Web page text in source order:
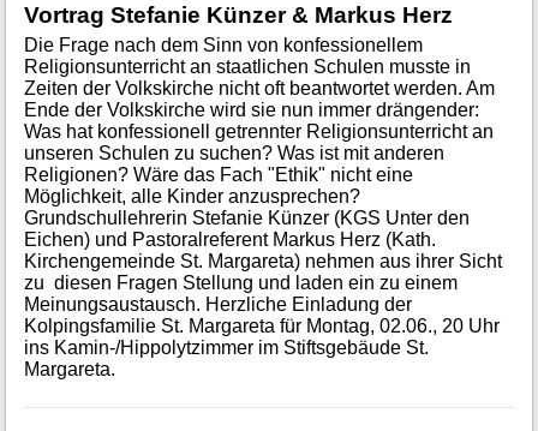
Vortrag Stefanie Künzer & Markus Herz
Die Frage nach dem Sinn von konfessionellem
Religionsunterricht an staatlichen Schulen musste in
Zeiten der Volkskirche nicht oft beantwortet werden. Am
Ende der Volkskirche wird sie nun immer drängender:
Was hat konfessionell getrennter Religionsunterricht an
unseren Schulen zu suchen? Was ist mit anderen
Religionen? Wäre das Fach "Ethik" nicht eine
Möglichkeit, alle Kinder anzusprechen?
Grundschullehrerin Stefanie Künzer (KGS Unter den
Eichen) und Pastoralreferent Markus Herz (Kath.
Kirchengemeinde St. Margareta) nehmen aus ihrer Sicht
zu diesen Fragen Stellung und laden ein zu einem
Meinungsaustausch. Herzliche Einladung der
Kolpingsfamilie St. Margareta für Montag, 02.06., 20 Uhr
ins Kamin-/Hippolytzimmer im Stiftsgebäude St.
Margareta.